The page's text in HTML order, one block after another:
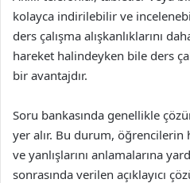
kolayca indirilebilir ve
ders çalışma alışkanlıklarını
hareket halindeyken bile ders
bir avantajdır.
Soru bankasında genellikle
yer alır. Bu durum, öğrencilerin
ve yanlışlarını anlamalarına
sonrasında verilen açıklayıcı